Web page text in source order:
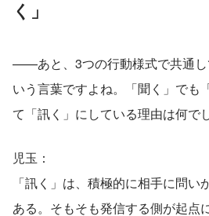
く」
——あと、3つの行動様式で共通し
いう言葉ですよね。「聞く」でも
て「訊く」にしている理由は何で
児玉：
「訊く」は、積極的に相手に問
ある。そもそも発信する側が起点